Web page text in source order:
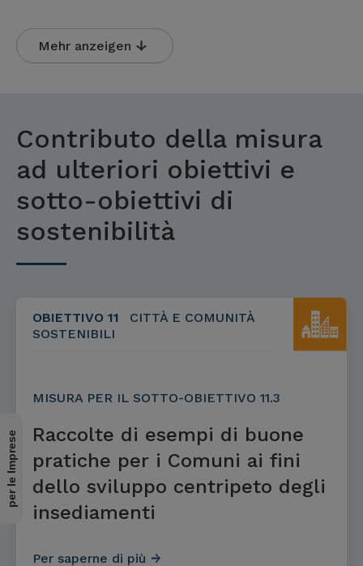
Mehr anzeigen
Contributo della misura
ad ulteriori obiettivi e
sotto-obiettivi di
sostenibilità
OBIETTIVO 11
CITTÀ E COMUNITÀ
SOSTENIBILI
MISURA PER IL SOTTO-OBIETTIVO 11.3
Raccolte di esempi di buone
pratiche per i Comuni ai fini
dello sviluppo centripeto degli
insediamenti
Per saperne di più
per le Imprese